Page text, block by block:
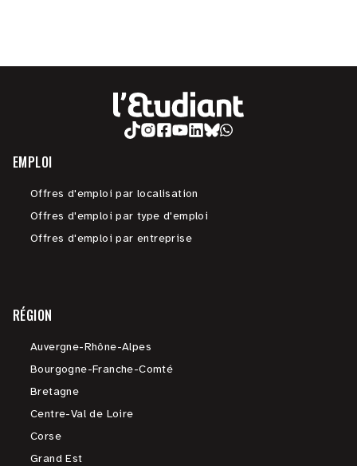
EMPLOI
Offres d'emploi par localisation
Offres d'emploi par type d'emploi
Offres d'emploi par entreprise
RÉGION
Auvergne-Rhône-Alpes
Bourgogne-Franche-Comté
Bretagne
Centre-Val de Loire
Corse
Grand Est